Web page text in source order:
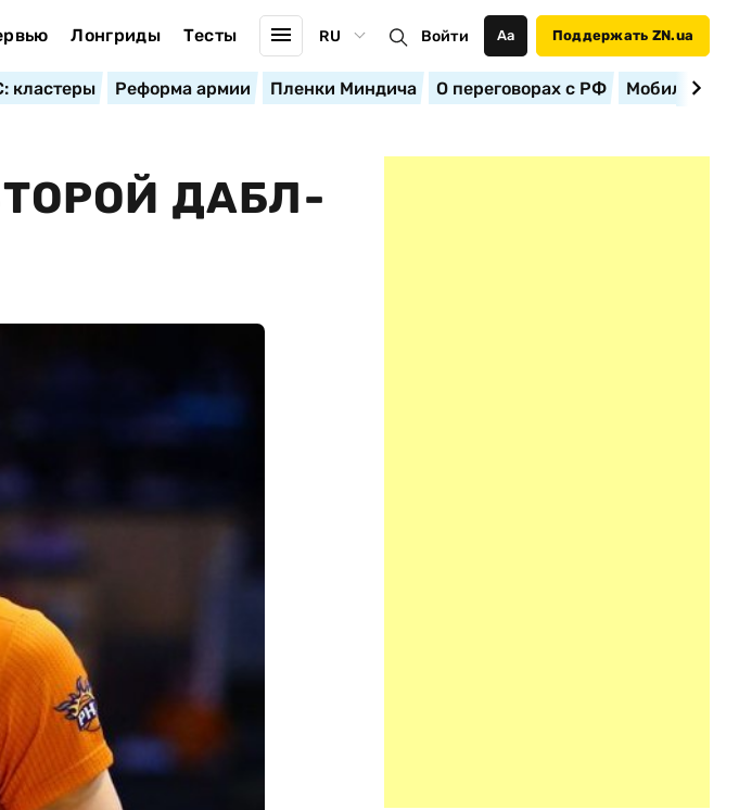
Лонгриды Тесты RU Войти Аа Поддержать ZN.ua
кластеры Реформа армии Пленки Миндича О переговорах с РФ
ДАБЛ-